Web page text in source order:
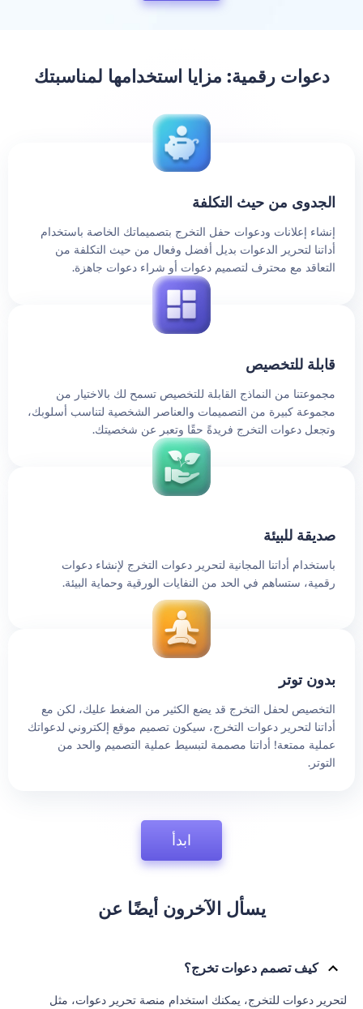
دعوات رقمية: مزايا استخدامها لمناسبتك
الجدوى من حيث التكلفة
إنشاء إعلانات ودعوات حفل التخرج بتصميماتك الخاصة باستخدام
أداتنا لتحرير الدعوات بديل أفضل وفعال من حيث التكلفة من
التعاقد مع محترف لتصميم دعوات أو شراء دعوات جاهزة.
قابلة للتخصيص
مجموعتنا من النماذج القابلة للتخصيص تسمح لك بالاختيار من
مجموعة كبيرة من التصميمات والعناصر الشخصية لتناسب أسلوبك،
وتجعل دعوات التخرج فريدةً حقًا وتعبر عن شخصيتك.
صديقة للبيئة
باستخدام أداتنا المجانية لتحرير دعوات التخرج لإنشاء دعوات
رقمية، ستساهم في الحد من النفايات الورقية وحماية البيئة.
بدون توتر
التخصيص لحفل التخرج قد يضع الكثير من الضغط عليك، لكن مع
أداتنا لتحرير دعوات التخرج، سيكون تصميم موقع إلكتروني لدعواتك
عملية ممتعة! أداتنا مصممة لتبسيط عملية التصميم والحد من
التوتر.
ابدأ
يسأل الآخرون أيضًا عن
كيف تصمم دعوات تخرج؟
لتحرير دعوات للتخرج، يمكنك استخدام منصة تحرير دعوات، مثل